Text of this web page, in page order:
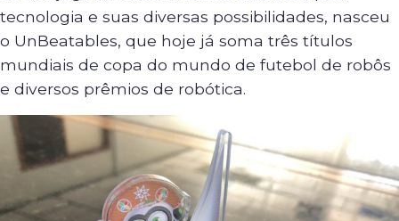
tecnologia e suas diversas possibilidades, nasceu
o UnBeatables, que hoje já soma três títulos
mundiais de copa do mundo de futebol de robôs
e diversos prêmios de robótica.